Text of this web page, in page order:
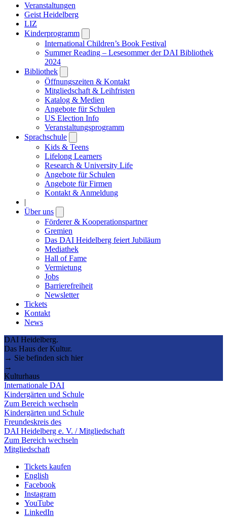
Veranstaltungen
Geist Heidelberg
LIZ
Kinderprogramm
submenu
International Children’s Book Festival
Summer Reading – Lesesommer der DAI Bibliothek
2024
Bibliothek
submenu
Öffnungszeiten & Kontakt
Mitgliedschaft & Leihfristen
Katalog & Medien
Angebote für Schulen
US Election Info
Veranstaltungsprogramm
Sprachschule
submenu
Kids & Teens
Lifelong Learners
Research & University Life
Angebote für Schulen
Angebote für Firmen
Kontakt & Anmeldung
|
Über uns
submenu
Förderer & Kooperationspartner
Gremien
Das DAI Heidelberg feiert Jubiläum
Mediathek
Hall of Fame
Vermietung
Jobs
Barrierefreiheit
Newsletter
Tickets
Kontakt
News
DAI Heidelberg.
Das Haus der Kultur.
→ Sie befinden sich hier
→
Kulturhaus
Internationale DAI
Kindergärten und Schule
Zum Bereich wechseln
Kindergärten und Schule
Freundeskreis des
DAI Heidelberg e. V. / Mitgliedschaft
Zum Bereich wechseln
Mitgliedschaft
Tickets kaufen
English
Facebook
Instagram
YouTube
LinkedIn